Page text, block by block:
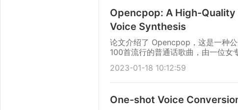
Opencpop: A High-
Voice Synthesis
论文介绍了 Opencpop，这是一种
100首流行的普通话歌曲，由一位女
2023-01-18 10:12:59
One-shot Voice